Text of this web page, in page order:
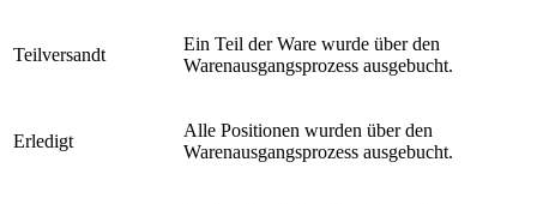
Teilversandt
Ein Teil der Ware wurde über den
Warenausgangsprozess ausgebucht.
Erledigt
Alle Positionen wurden über den
Warenausgangsprozess ausgebucht.